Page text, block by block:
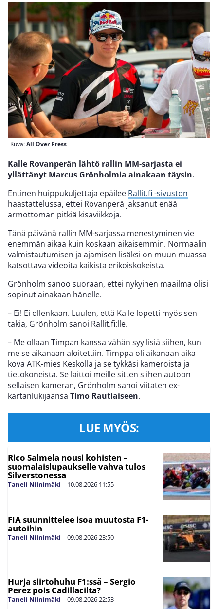
Kuva:All Over Press
Kalle Rovanperän lähtö rallin MM-sarjasta ei
yllättänyt Marcus Grönholmia ainakaan täysin.
Entinen huippukuljettaja epäilee Rallit.fi -sivuston
haastattelussa, ettei Rovanperä jaksanut enää
armottoman pitkiä kisaviikkoja.
Tänä päivänä rallin MM-sarjassa menestyminen vie
enemmän aikaa kuin koskaan aikaisemmin. Normaalin
valmistautumisen ja ajamisen lisäksi on muun muassa
katsottava videoita kaikista erikoiskokeista.
Grönholm sanoo suoraan, ettei nykyinen maailma olisi
sopinut ainakaan hänelle.
– Ei! Ei ollenkaan. Luulen, että Kalle lopetti myös sen
takia, Grönholm sanoi Rallit.fi:lle.
– Me ollaan Timpan kanssa vähän syyllisiä siihen, kun
me se aikanaan aloitettiin. Timppa oli aikanaan aika
kova ATK-mies Keskolla ja se tykkäsi kameroista ja
tietokoneista. Se laittoi meille sitten siihen autoon
sellaisen kameran, Grönholm sanoi viitaten ex-
kartanlukijaansa Timo Rautiaiseen.
LUE MYÖS:
Rico Salmela nousi kohisten –
suomalaislupaukselle vahva tulos
Silverstonessa
Taneli Niinimäki | 10.08.2026 11:55
FIA suunnittelee isoa muutosta F1-
autoihin
Taneli Niinimäki | 09.08.202623:50
Hurja siirtohuhu F1:ssä – Sergio
Perez pois Cadillacilta?
Taneli Niinimäki | 09.08.202622:53